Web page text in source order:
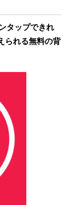
タップできれ
られる無料の背